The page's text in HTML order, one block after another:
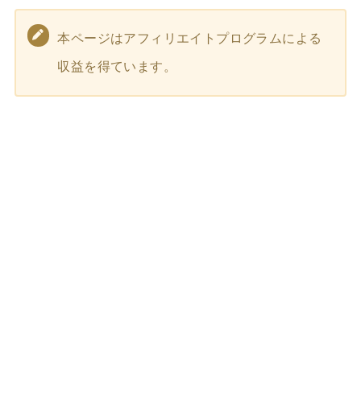
本ページはアフィリエイトプログラムによる
収益を得ています。